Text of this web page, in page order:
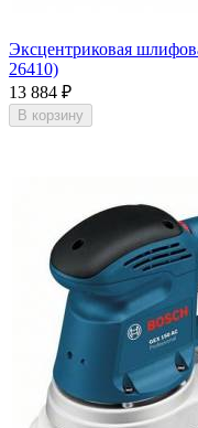
Эксцентриковая
26410)
13 884 ₽
В корзину